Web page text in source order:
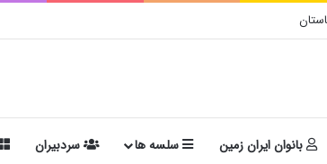
بانوان ایران زمین سلسه ها سردبیران